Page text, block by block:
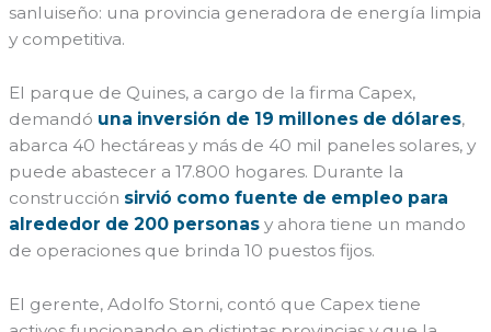
sanluiseño: una provincia generadora de energía limpia
y competitiva.
El parque de Quines, a cargo de la firma Capex,
demandó una inversión de 19 millones de dólares,
abarca 40 hectáreas y más de 40 mil paneles solares, y
puede abastecer a 17.800 hogares. Durante la
construcción sirvió como fuente de empleo para
alrededor de 200 personas y ahora tiene un mando
de operaciones que brinda 10 puestos fijos.
El gerente, Adolfo Storni, contó que Capex tiene